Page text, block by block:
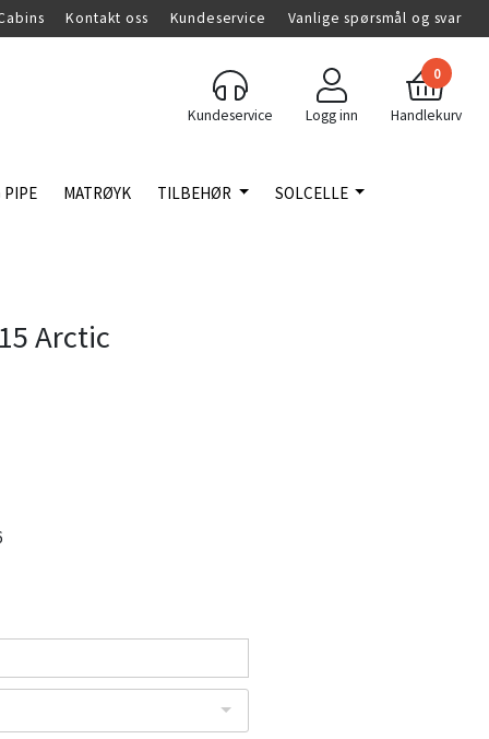
Kontakt oss Kundeservice Vanlige spørsmål og svar
Kundeservice Logg inn
0
Handlekurv
PIPE MATRØYK TILBEHØR SOLCELLE
Arctic